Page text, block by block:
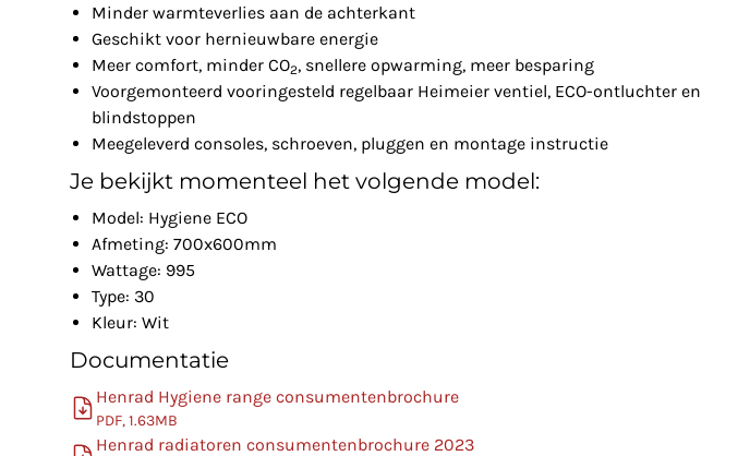
Minder warmteverlies aan de achterkant
Geschikt voor hernieuwbare energie
Meer comfort, minder CO2, snellere opwarming, meer besparing
Voorgemonteerd vooringesteld regelbaar Heimeier ventiel, ECO-ontluchter en
blindstoppen
Meegeleverd consoles, schroeven, pluggen en montage instructie
Je bekijkt momenteel het volgende model:
Model: Hygiene ECO
Afmeting: 700x600mm
Wattage: 995
Type: 30
Kleur: Wit
Documentatie
Henrad Hygiene range consumentenbrochure
PDF, 1.63MB
Henrad radiatoren consumentenbrochure 2023